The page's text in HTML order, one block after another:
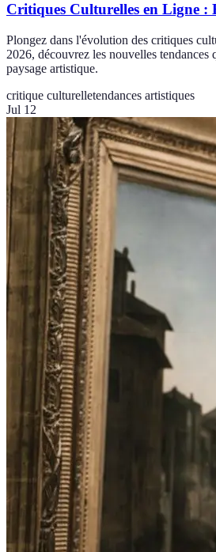
Critiques Culturelles en Ligne :
Plongez dans l'évolution des critiques
2026, découvrez les nouvelles tendances
paysage artistique.
critique culturelletendances artistiques
Jul 12